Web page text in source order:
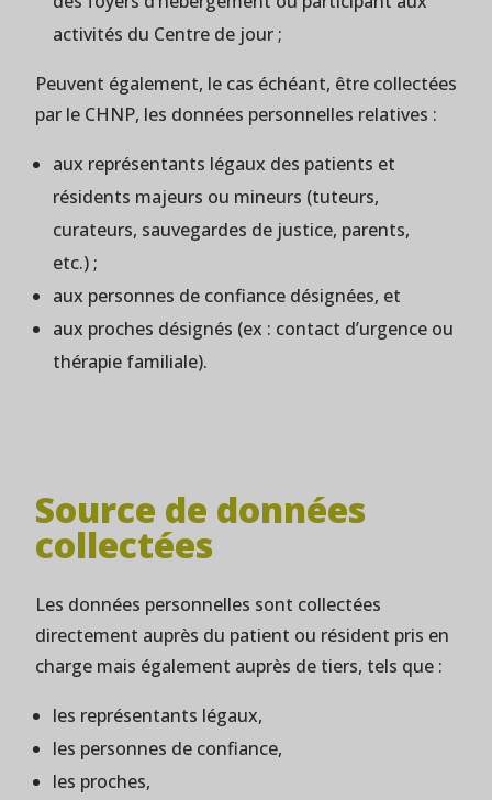
activités du Centre de jour ;
Peuvent également, le cas échéant, être collectées
par le CHNP, les données personnelles relatives :
aux représentants légaux des patients et
résidents majeurs ou mineurs (tuteurs,
curateurs, sauvegardes de justice, parents,
etc.) ;
aux personnes de confiance désignées, et
aux proches désignés (ex : contact d’urgence ou
thérapie familiale).
Source de données
collectées
Les données personnelles sont collectées
directement auprès du patient ou résident pris en
charge mais également auprès de tiers, tels que :
les représentants légaux,
les personnes de confiance,
les proches,